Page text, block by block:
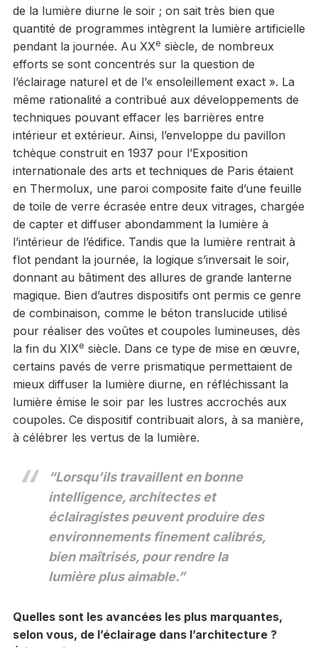
de la lumière diurne le soir ; on sait très bien que
quantité de programmes intègrent la lumière artificielle
pendant la journée. Au XXe siècle, de nombreux
efforts se sont concentrés sur la question de
l’éclairage naturel et de l’« ensoleillement exact ». La
même rationalité a contribué aux développements de
techniques pouvant effacer les barrières entre
intérieur et extérieur. Ainsi, l’enveloppe du pavillon
tchèque construit en 1937 pour l’Exposition
internationale des arts et techniques de Paris étaient
en Thermolux, une paroi composite faite d’une feuille
de toile de verre écrasée entre deux vitrages, chargée
de capter et diffuser abondamment la lumière à
l’intérieur de l’édifice. Tandis que la lumière rentrait à
flot pendant la journée, la logique s’inversait le soir,
donnant au bâtiment des allures de grande lanterne
magique. Bien d’autres dispositifs ont permis ce genre
de combinaison, comme le béton translucide utilisé
pour réaliser des voûtes et coupoles lumineuses, dès
la fin du XIXe siècle. Dans ce type de mise en œuvre,
certains pavés de verre prismatique permettaient de
mieux diffuser la lumière diurne, en réfléchissant la
lumière émise le soir par les lustres accrochés aux
coupoles. Ce dispositif contribuait alors, à sa manière,
à célébrer les vertus de la lumière.
“Lorsqu’ils travaillent en bonne
intelligence, architectes et
éclairagistes peuvent produire des
environnements finement calibrés,
bien maîtrisés, pour rendre la
lumière plus aimable.”
Quelles sont les avancées les plus marquantes,
selon vous, de l’éclairage dans l’architecture ?